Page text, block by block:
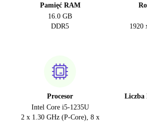
Pamięć RAM
16.0 GB
DDR5
1920
Procesor
Intel Core i5-1235U
2 x 1.30 GHz (P-Core), 8 x
Liczba